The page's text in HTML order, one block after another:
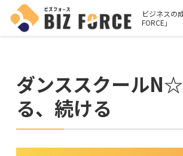
ビジネスの
FORCE」
ダンススクール
る、続ける